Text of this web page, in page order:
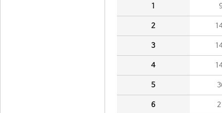
1
2
3
4
5
6